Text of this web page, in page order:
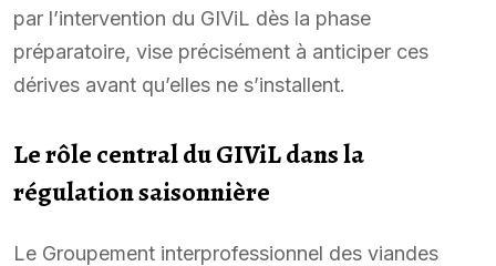
par l’intervention du GIViL dès la phase
préparatoire, vise précisément à anticiper ces
dérives avant qu’elles ne s’installent.
Le rôle central du GIViL dans la
régulation saisonnière
Le Groupement interprofessionnel des viandes